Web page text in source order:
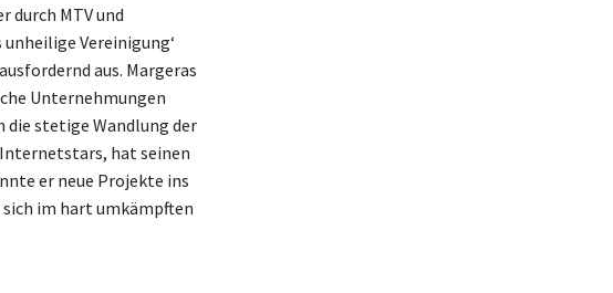
durch MTV und
unheilige Vereinigung‘
aus. Margeras
Unternehmungen
stetige Wandlung der
hat seinen
er neue Projekte ins
sich im hart umkämpften